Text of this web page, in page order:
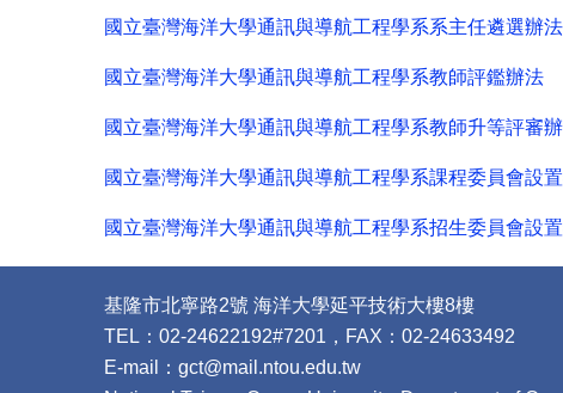
國立臺灣海洋大學通訊與導航工程學系系主任遴選辦法
國立臺灣海洋大學通訊與導航工程學系教師評鑑辦法
國立臺灣海洋大學通訊與導航工程學系教師升等評審
國立臺灣海洋大學通訊與導航工程學系課程委員會設
國立臺灣海洋大學通訊與導航工程學系招生委員會設
基隆市北寧路2號 海洋大學延平技術大樓8樓
TEL：02-24622192#7201，FAX：02-24633492
E-mail：gct@mail.ntou.edu.tw